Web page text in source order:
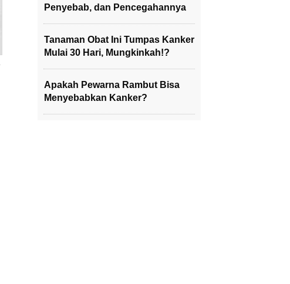
Penyebab, dan Pencegahannya
Tanaman Obat Ini Tumpas Kanker
Mulai 30 Hari, Mungkinkah!?
Apakah Pewarna Rambut Bisa
Menyebabkan Kanker?